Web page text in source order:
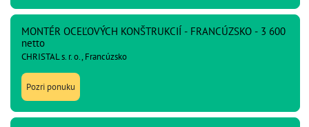
MONTÉR OCEĽOVÝCH KONŠTRUKCIÍ - FRANCÚZSKO - 3 600
netto
CHRISTAL s. r. o., Francúzsko
Pozri ponuku